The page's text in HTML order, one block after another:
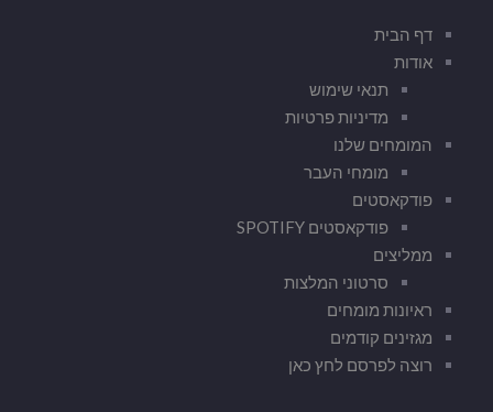
דף הבית
אודות
תנאי שימוש
מדיניות פרטיות
המומחים שלנו
מומחי העבר
פודקאסטים
פודקאסטים SPOTIFY
ממליצים
סרטוני המלצות
ראיונות מומחים
מגזינים קודמים
רוצה לפרסם לחץ כאן